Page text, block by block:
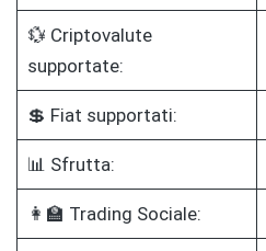
💱 Criptovalute
supportate:
💲 Fiat supportati:
📊 Sfrutta:
👩‍🏫 Trading Sociale: